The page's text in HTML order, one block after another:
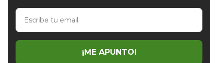
Escribe
email
¡ME APUNTO!